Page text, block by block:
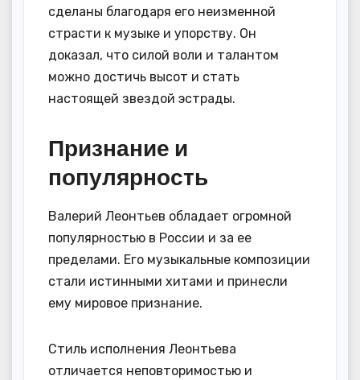
сделаны благодаря его неизменной
страсти к музыке и упорству. Он
доказал, что силой воли и талантом
можно достичь высот и стать
настоящей звездой эстрады.
Признание и
популярность
Валерий Леонтьев обладает огромной
популярностью в России и за ее
пределами. Его музыкальные композиции
стали истинными хитами и принесли
ему мировое признание.
Стиль исполнения Леонтьева
отличается неповторимостью и